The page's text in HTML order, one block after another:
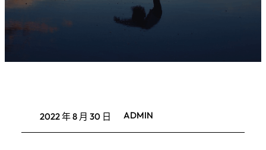
2022 年 8 月 30 日 ADMIN